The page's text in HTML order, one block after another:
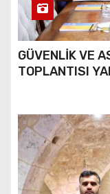
GÜVENLİK VE
TOPLANTISI